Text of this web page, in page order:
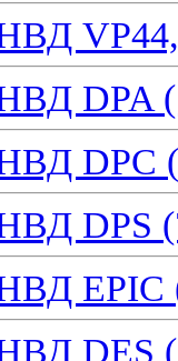
DPA
DPC
DPS
EPIC
DES